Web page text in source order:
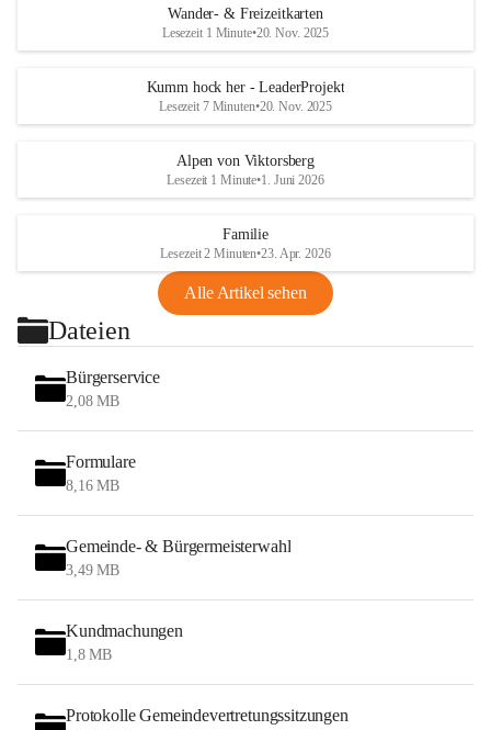
Wander- & Freizeitkarten
Lesezeit 1 Minute•20. Nov. 2025
Kumm hock her - LeaderProjekt
Lesezeit 7 Minuten•20. Nov. 2025
Alpen von Viktorsberg
Lesezeit 1 Minute•1. Juni 2026
Familie
Lesezeit 2 Minuten•23. Apr. 2026
Alle Artikel sehen
Dateien
Bürgerservice
2,08 MB
Formulare
8,16 MB
Gemeinde- & Bürgermeisterwahl
3,49 MB
Kundmachungen
1,8 MB
Protokolle Gemeindevertretungssitzungen